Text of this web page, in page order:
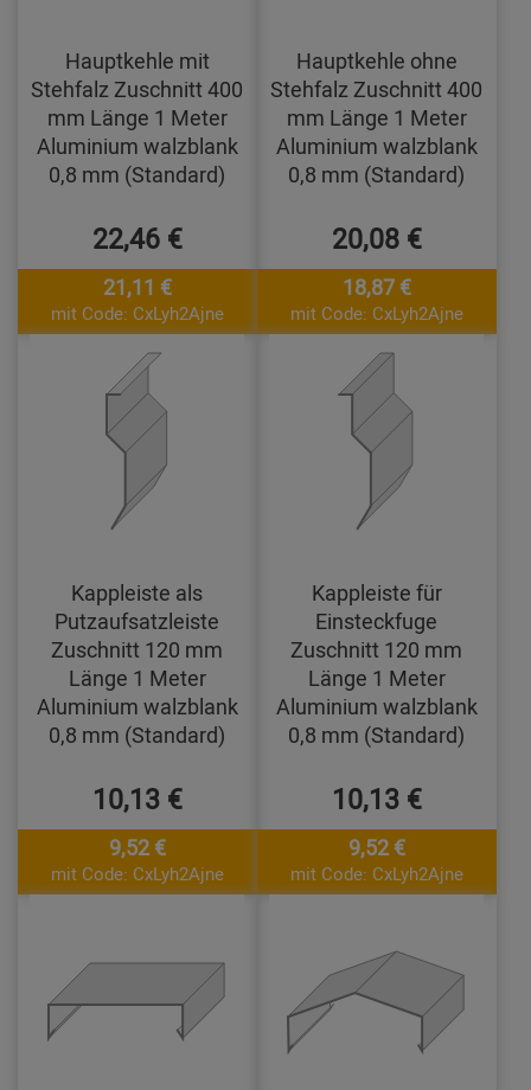
Hauptkehle mit
Stehfalz Zuschnitt 400
mm Länge 1 Meter
Aluminium walzblank
0,8 mm (Standard)
22,46 €
21,11 €
mit Code: CxLyh2Ajne
Hauptkehle ohne
Stehfalz Zuschnitt 400
mm Länge 1 Meter
Aluminium walzblank
0,8 mm (Standard)
20,08 €
18,87 €
mit Code: CxLyh2Ajne
Kappleiste als
Putzaufsatzleiste
Zuschnitt 120 mm
Länge 1 Meter
Aluminium walzblank
0,8 mm (Standard)
10,13 €
9,52 €
mit Code: CxLyh2Ajne
Kappleiste für
Einsteckfuge
Zuschnitt 120 mm
Länge 1 Meter
Aluminium walzblank
0,8 mm (Standard)
10,13 €
9,52 €
mit Code: CxLyh2Ajne